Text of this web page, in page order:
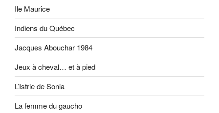
Ile Maurice
Indiens du Québec
Jacques Abouchar 1984
Jeux à cheval… et à pied
L’Istrie de Sonia
La femme du gaucho